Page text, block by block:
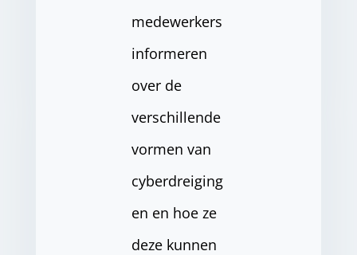
medewerkers
informeren
over de
verschillende
vormen van
cyberdreiging
en en hoe ze
deze kunnen